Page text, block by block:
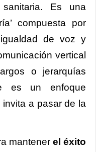
Es una
compuesta por
de voz y
vertical
o jerarquías
es un enfoque
a pasar de la
mantener el éxito